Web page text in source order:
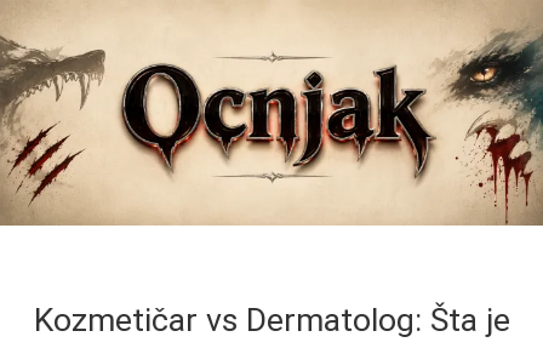
Kozmetičar vs Dermatolog: Šta je